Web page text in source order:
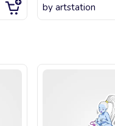
by artstation